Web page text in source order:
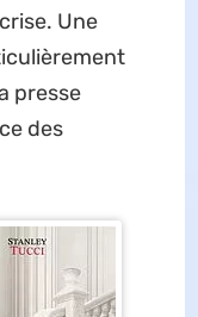
Une
presse
des